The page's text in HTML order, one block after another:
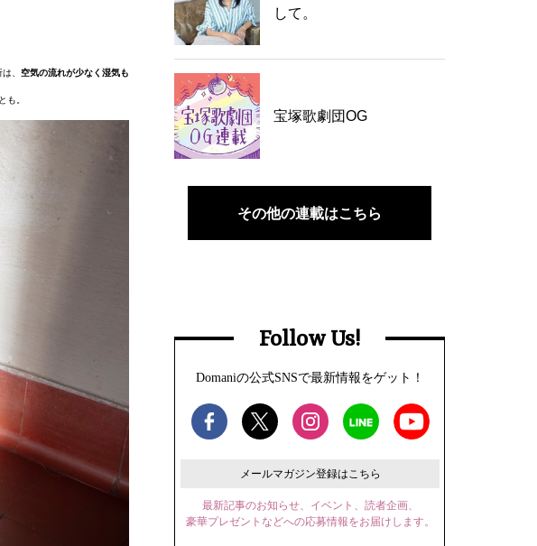
、 空気の流れが少なく湿気も
も。
して。
宝塚歌劇団OG
その他の連載はこちら
Follow Us!
Domaniの公式SNSで最新情報をゲット！
メールマガジン登録はこちら
最新記事のお知らせ、イベント、読者企画、
豪華プレゼントなどへの応募情報をお届けします。